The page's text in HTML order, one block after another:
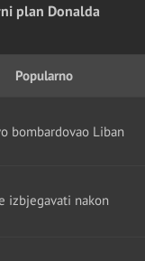
plan Donalda
Popularno
bombardovao Liban
izbjegavati nakon